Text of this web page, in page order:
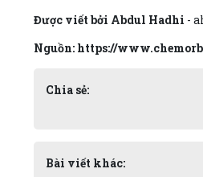
Được viết bởi Abdul Hadhi -
Nguồn: https://
Chia sẻ:
Bài viết khác: